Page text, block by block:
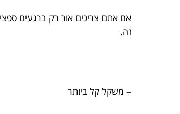
אם אתם צריכים אור רק ברגעים
זה.
– משקל קל ביותר